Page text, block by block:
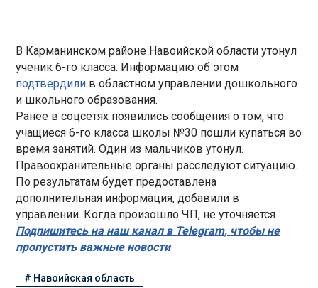
В Карманинском районе Навоийской области утонул
ученик 6-го класса. Информацию об этом
подтвердили в областном управлении дошкольного
и школьного образования.
Ранее в соцсетях появились сообщения о том, что
учащиеся 6-го класса школы №30 пошли купаться во
время занятий. Один из мальчиков утонул.
Правоохранительные органы расследуют ситуацию.
По результатам будет предоставлена ​​
дополнительная информация, добавили в
управлении. Когда произошло ЧП, не уточняется.
Подпишитесь на наш канал в Telegram, чтобы не
пропустить важные новости
# Навоийская область